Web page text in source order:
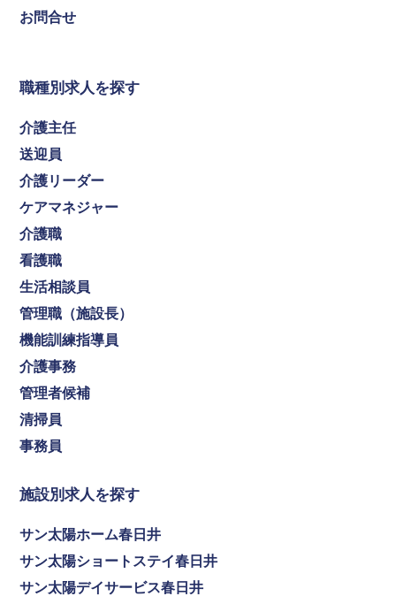
お問合せ
職種別求人を探す
介護主任
送迎員
介護リーダー
ケアマネジャー
介護職
看護職
生活相談員
管理職（施設長）
機能訓練指導員
介護事務
管理者候補
清掃員
事務員
施設別求人を探す
サン太陽ホーム春日井
サン太陽ショートステイ春日井
サン太陽デイサービス春日井